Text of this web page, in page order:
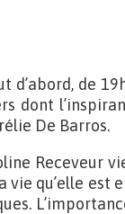
d’abord, de
dont
De Barros.
Receveur
qu’elle est